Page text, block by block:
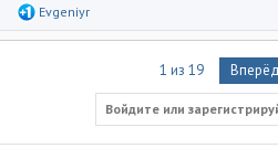
Р
а
Evgeniyr
1 из 19 Вперёд
Войдите или